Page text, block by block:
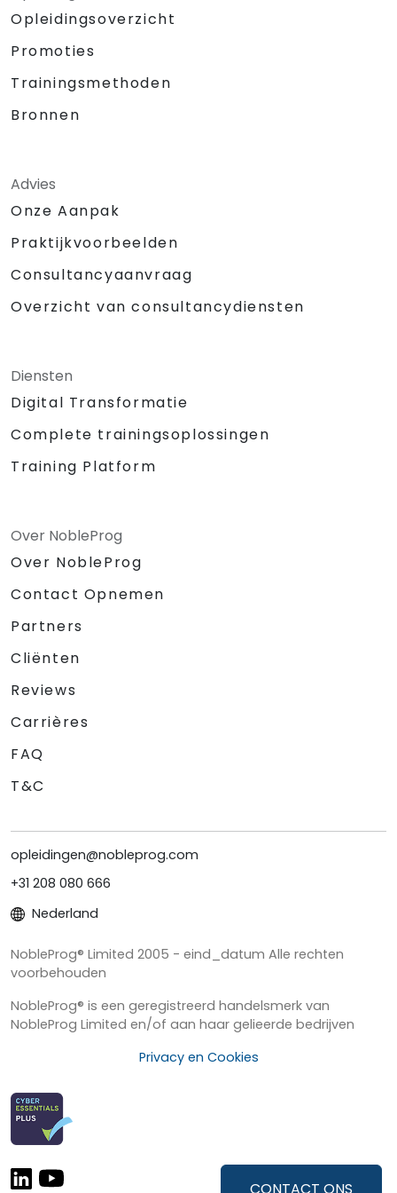
Opleidingsoverzicht
Promoties
Trainingsmethoden
Bronnen
Advies
Onze Aanpak
Praktijkvoorbeelden
Consultancyaanvraag
Overzicht van consultancydiensten
Diensten
Digital Transformatie
Complete trainingsoplossingen
Training Platform
Over NobleProg
Over NobleProg
Contact Opnemen
Partners
Cliënten
Reviews
Carrières
FAQ
T&C
opleidingen@nobleprog.com
+31 208 080 666
Nederland
NobleProg® Limited 2005 - eind_datum Alle rechten
voorbehouden
NobleProg® is een geregistreerd handelsmerk van
NobleProg Limited en/of aan haar gelieerde bedrijven
Privacy en Cookies